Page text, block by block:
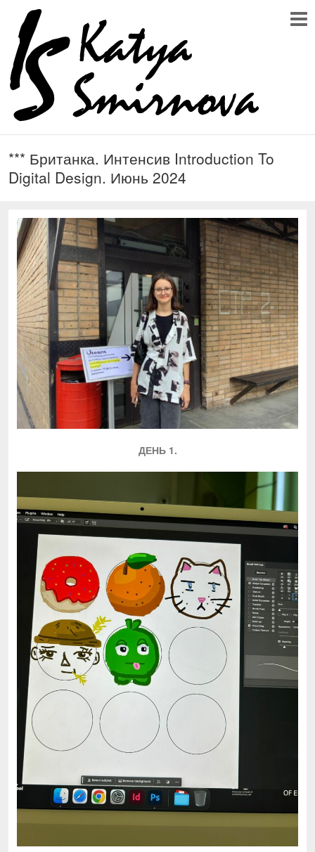
*** Британка. Интенсив Introduction To
Digital Design. Июнь 2024
ДЕНЬ 1.